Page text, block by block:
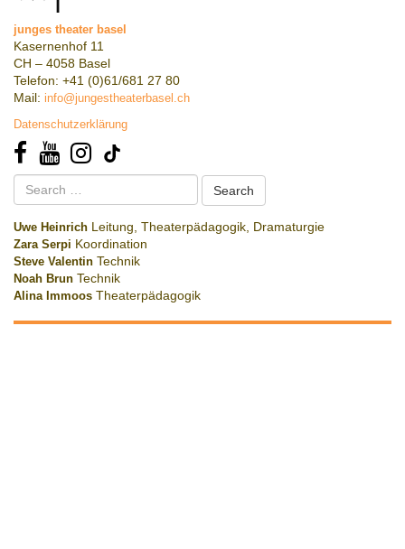
junges theater basel
Kasernenhof 11
CH – 4058 Basel
Telefon: +41 (0)61/681 27 80
Mail: info@jungestheaterbasel.ch
Datenschutzerklärung
Search
for:
Uwe Heinrich Leitung, Theaterpädagogik, Dramaturgie
Zara Serpi Koordination
Steve Valentin Technik
Noah Brun Technik
Alina Immoos Theaterpädagogik